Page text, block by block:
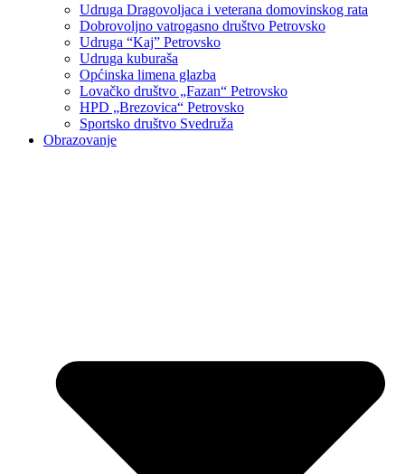
Udruga Dragovoljaca i veterana domovinskog rata
Dobrovoljno vatrogasno društvo Petrovsko
Udruga “Kaj” Petrovsko
Udruga kuburaša
Općinska limena glazba
Lovačko društvo „Fazan“ Petrovsko
HPD „Brezovica“ Petrovsko
Sportsko društvo Svedruža
Obrazovanje